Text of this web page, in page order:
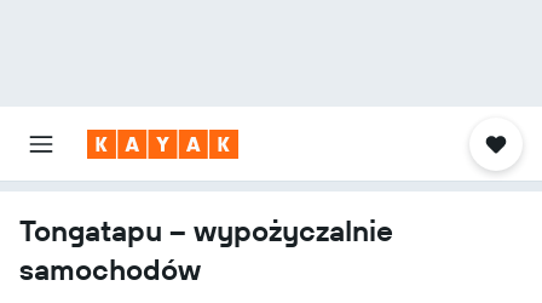
Tongatapu – wypożyczalnie
samochodów